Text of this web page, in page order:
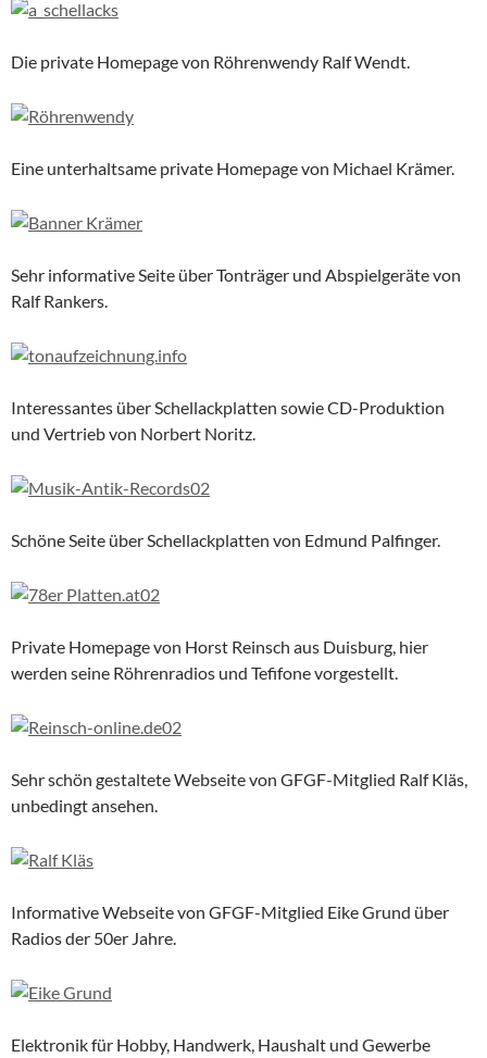
Die private Homepage von Röhrenwendy Ralf Wendt.
Eine unterhaltsame private Homepage von Michael Krämer.
Sehr informative Seite über Tonträger und Abspielgeräte von
Ralf Rankers.
Interessantes über Schellackplatten sowie CD-Produktion
und Vertrieb von Norbert Noritz.
Schöne Seite über Schellackplatten von Edmund Palfinger.
Private Homepage von Horst Reinsch aus Duisburg, hier
werden seine Röhrenradios und Tefifone vorgestellt.
Sehr schön gestaltete Webseite von GFGF-Mitglied Ralf Kläs,
unbedingt ansehen.
Informative Webseite von GFGF-Mitglied Eike Grund über
Radios der 50er Jahre.
Elektronik für Hobby, Handwerk, Haushalt und Gewerbe